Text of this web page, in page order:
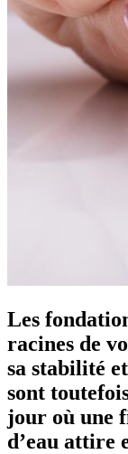
Les
racines de
sa stabilité
sont
jour où une
d’eau attire